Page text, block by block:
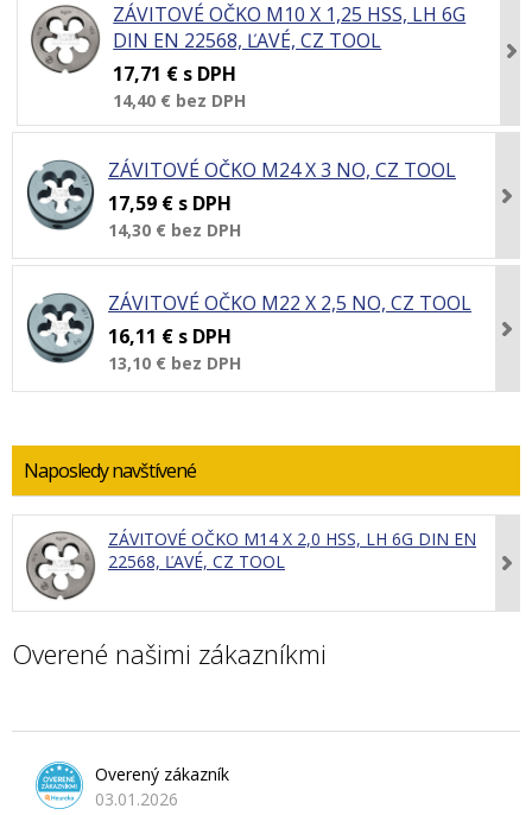
ZÁVITOVÉ OČKO M10 X 1,25 HSS, LH 6G
DIN EN 22568, ĽAVÉ, CZ TOOL
17,71 € s DPH
14,40 € bez DPH
ZÁVITOVÉ OČKO M24 X 3 NO, CZ TOOL
17,59 € s DPH
14,30 € bez DPH
ZÁVITOVÉ OČKO M22 X 2,5 NO, CZ TOOL
16,11 € s DPH
13,10 € bez DPH
Naposledy navštívené
ZÁVITOVÉ OČKO M14 X 2,0 HSS, LH 6G DIN EN
22568, ĽAVÉ, CZ TOOL
Overené našimi zákazníkmi
Overený zákazník
03.01.2026